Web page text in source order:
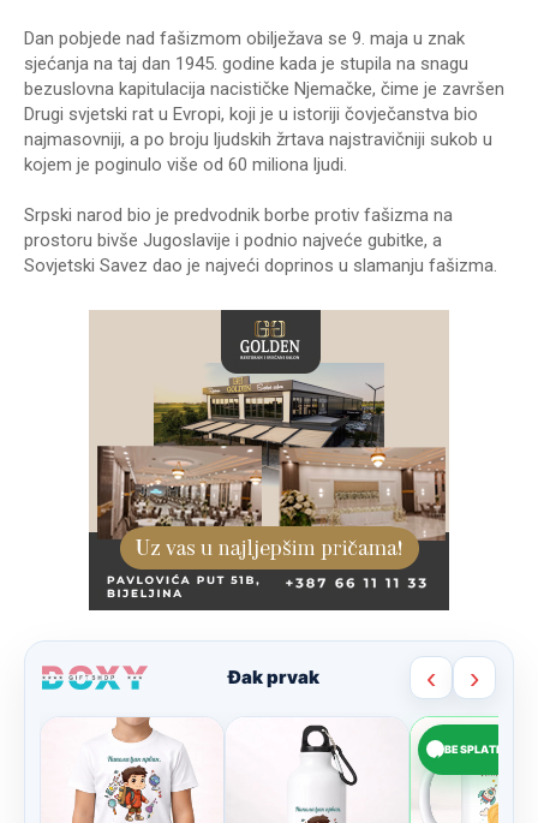
Dan pobjede nad fašizmom obilježava se 9. maja u znak
sjećanja na taj dan 1945. godine kada je stupila na snagu
bezuslovna kapitulacija nacističke Njemačke, čime je završen
Drugi svjetski rat u Evropi, koji je u istoriji čovječanstva bio
najmasovniji, a po broju ljudskih žrtava najstravičniji sukob u
kojem je poginulo više od 60 miliona ljudi.
Srpski narod bio je predvodnik borbe protiv fašizma na
prostoru bivše Jugoslavije i podnio najveće gubitke, a
Sovjetski Savez dao je najveći doprinos u slamanju fašizma.